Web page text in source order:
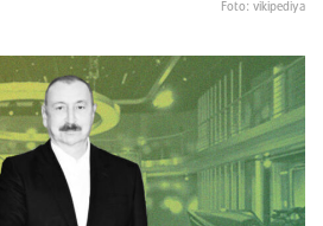
Foto: vikipediya